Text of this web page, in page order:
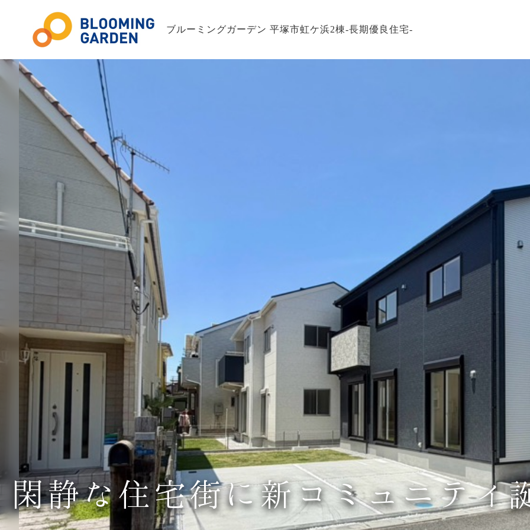
ブルーミングガーデン 平塚市虹ケ浜2棟-長期優良住宅-
閑静な住宅街に新コミュニティ